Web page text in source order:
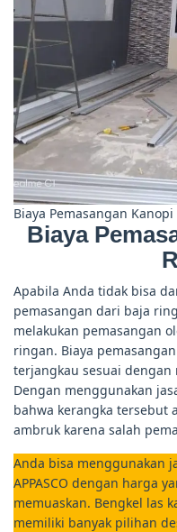
Biaya Pemasangan
Biaya
Apabila Anda tidak bisa
pemasangan dari baja
melakukan pemasangan
ringan. Biaya
terjangkau sesuai
Dengan menggunakan
bahwa kerangka tersebut
ambruk karena salah
Anda bisa menggunakan
APPASCO dengan harga
memuaskan. Bengkel las
memiliki banyak pilihan